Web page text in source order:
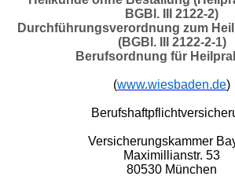
BGBl. III 2122-2)
Durchführungsverordnung zum
(BGBl. III 2122-2-1)
Berufsordnung für
(www.wiesbaden.de)
Versicherungskammer
Maximillianstr. 53
80530 München